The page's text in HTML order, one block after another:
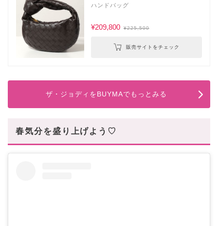
ハンドバッグ
¥209,800 ¥225,500
販売サイトをチェック
ザ・ジョディをBUYMAでもっとみる
春気分を盛り上げよう♡